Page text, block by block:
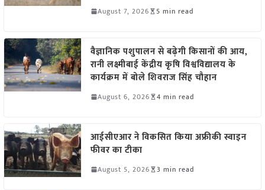
August 7, 2026 5 min read
वैज्ञानिक पशुपालन से बढ़ेगी किसानों की आय,
रानी लक्ष्मीबाई केंद्रीय कृषि विश्वविद्यालय के
कार्यक्रम में बोले शिवराज सिंह चौहान
August 6, 2026 4 min read
आईसीएआर ने विकसित किया अफ्रीकी स्वाइन
फीवर का टीका
August 5, 2026 3 min read